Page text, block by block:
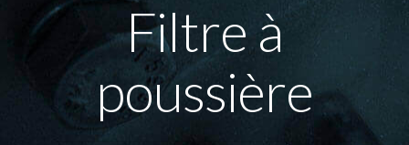
Filtre à
poussière